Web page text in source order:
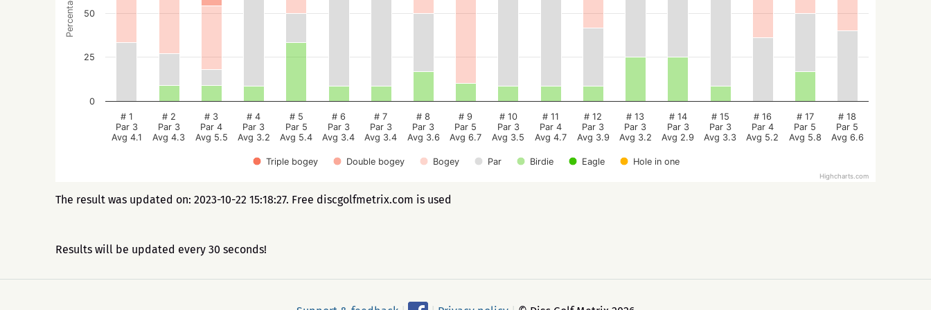
Percentage
Triple bogey Double bogey Bogey Par Birdie Eagle Hole in one
# 1
Par 3
Avg 4.1
# 2
Par 3
Avg 4.3
# 3
Par 4
Avg 5.5
# 4
Par 3
Avg 3.2
# 5
Par 5
Avg 5.4
# 6
Par 3
Avg 3.4
# 7
Par 3
Avg 3.4
# 8
Par 3
Avg 3.6
# 9
Par 5
Avg 6.7
# 10
Par 3
Avg 3.5
# 11
Par 4
Avg 4.7
# 12
Par 3
Avg 3.9
# 13
Par 3
Avg 3.2
# 14
Par 3
Avg 2.9
# 15
Par 3
Avg 3.3
# 16
Par 4
Avg 5.2
# 17
Par 5
Avg 5.8
# 18
Par 5
Avg 6.6
0
25
50
Highcharts.com
The result was updated on: 2023-10-22 15:18:27. Free discgolfmetrix.com is used
Results will be updated every 30 seconds!